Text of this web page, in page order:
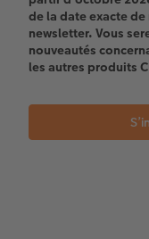
de la date exacte
newsletter. Vous
nouveautés
les autres produits